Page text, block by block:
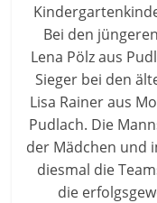
Bei den
Lena Pölz aus
Sieger bei den
Lisa Rainer aus
Pudlach. Die
der Mädchen und
diesmal die
die